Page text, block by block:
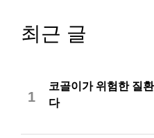
최근 글
1
코골이가 위험한 질
다